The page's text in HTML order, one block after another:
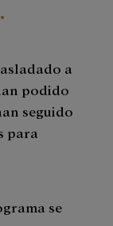
a
podido
seguido
para
se